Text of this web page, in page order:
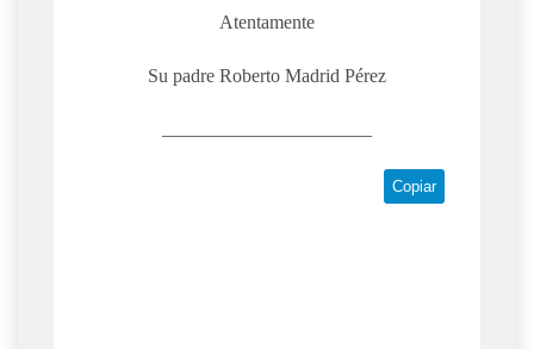
Atentamente
Su padre Roberto Madrid Pérez
Copiar